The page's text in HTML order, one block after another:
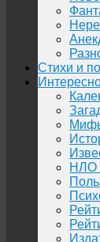
Стихи и
НЛО